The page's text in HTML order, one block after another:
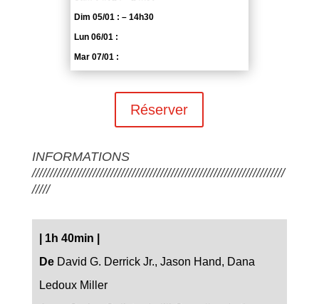
Dim 05/01 : – 14h30
Lun 06/01 :
Mar 07/01 :
Réserver
INFORMATIONS
///////////////////////////////////////////////////////////////////////
/////
1h 40min
DeDavid G. Derrick Jr., Jason Hand, Dana
Ledoux Miller